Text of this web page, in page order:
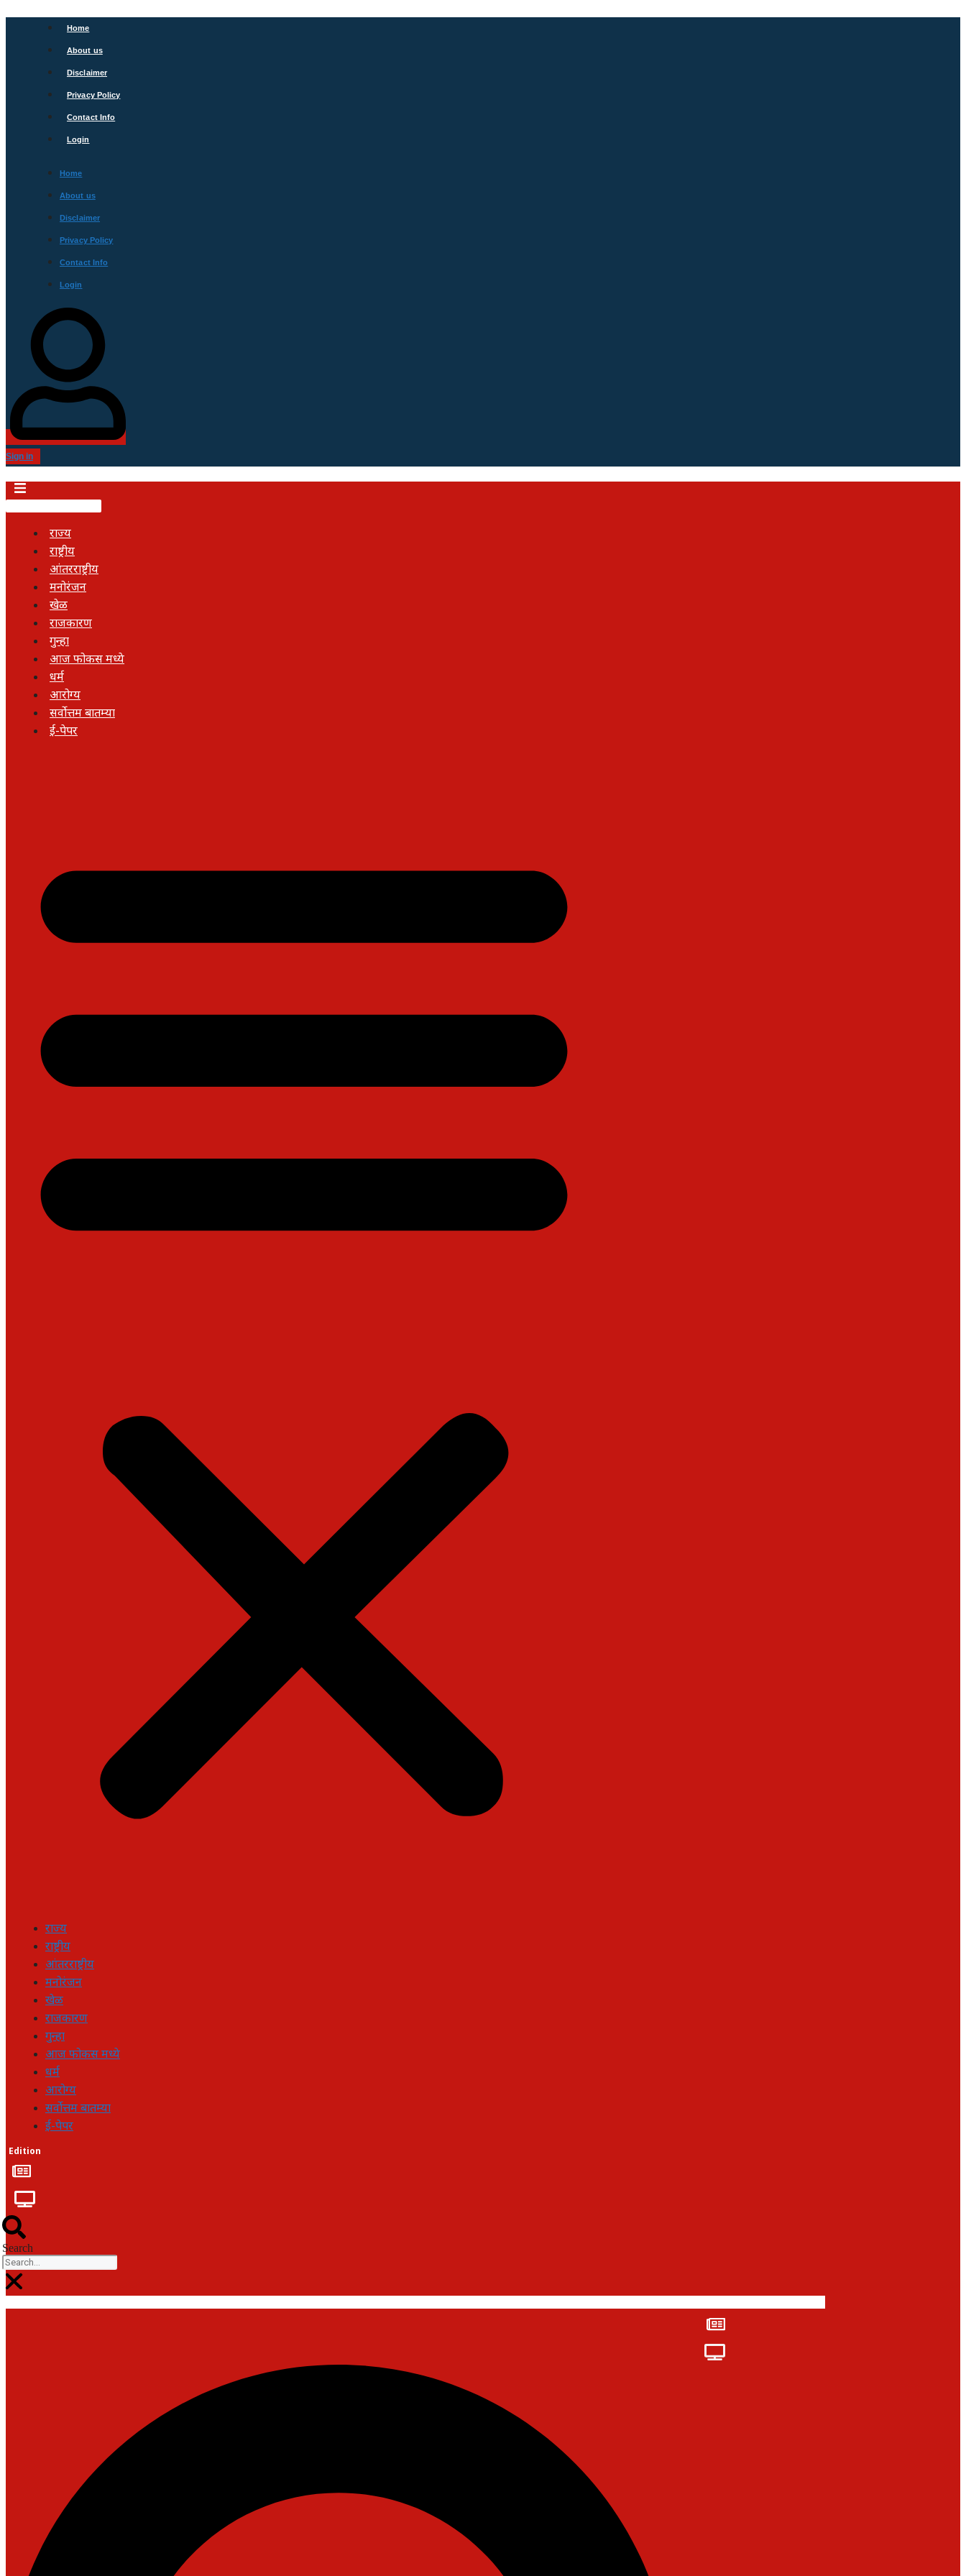
Home
About us
Disclaimer
Privacy Policy
Contact Info
Login
Home
About us
Disclaimer
Privacy Policy
Contact Info
Login
Sign in
राज्य
राष्ट्रीय
आंतरराष्ट्रीय
मनोरंजन
खेळ
राजकारण
गुन्हा
आज फोकस मध्ये
धर्म
आरोग्य
सर्वोत्तम बातम्या
ई-पेपर
राज्य
राष्ट्रीय
आंतरराष्ट्रीय
मनोरंजन
खेळ
राजकारण
गुन्हा
आज फोकस मध्ये
धर्म
आरोग्य
सर्वोत्तम बातम्या
ई-पेपर
Edition
Search